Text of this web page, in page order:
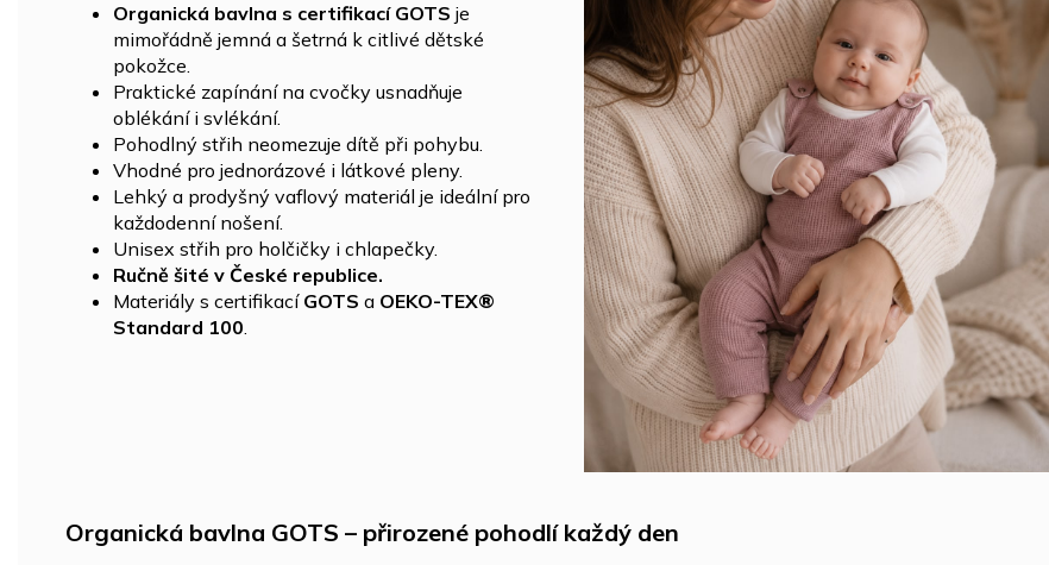
Organická bavlna s certifikací GOTS je
mimořádně jemná a šetrná k citlivé dětské
pokožce.
Praktické zapínání na cvočky usnadňuje
oblékání i svlékání.
Pohodlný střih neomezuje dítě při pohybu.
Vhodné pro jednorázové i látkové pleny.
Lehký a prodyšný vaflový materiál je ideální pro
každodenní nošení.
Unisex střih pro holčičky i chlapečky.
Ručně šité v České republice.
Materiály s certifikací GOTS a OEKO-TEX®
Standard 100.
Organická bavlna GOTS – přirozené pohodlí každý den